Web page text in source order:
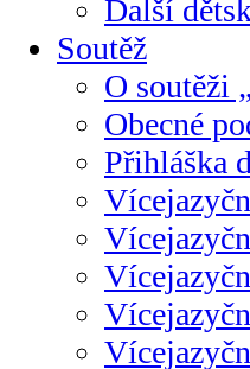
Další
Soutěž
O soutěži
Obecné
Přihláška